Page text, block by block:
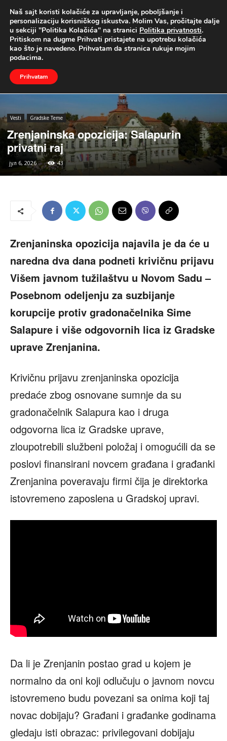
UŽIVO
Naslovna Vesti Gradske Teme
Vesti Gradske Teme
Zrenjaninska opozicija: Salapurin
privatni raj
јул 6, 2026 43
Zrenjaninska opozicija najavila je da će u
naredna dva dana podneti krivičnu prijavu
Višem javnom tužilaštvu u Novom Sadu –
Posebnom odeljenju za suzbijanje
korupcije protiv gradonačelnika Sime
Salapure i više odgovornih lica iz Gradske
uprave Zrenjanina.
Krivičnu prijavu zrenjaninska opozicija
predaće zbog osnovane sumnje da su
gradonačelnik Salapura kao i druga
odgovorna lica iz Gradske uprave,
zloupotrebili službeni položaj i omogućili da se
poslovi finansirani novcem građana i građanki
Zrenjanina poveravaju firmi čija je direktorka
istovremeno zaposlena u Gradskoj upravi.
Da li je Zrenjanin postao grad u kojem je
normalno da oni koji odlučuju o javnom novcu
istovremeno budu povezani sa onima koji taj
novac dobijaju? Građani i građanke godinama
gledaju isti obrazac: privilegovani dobijaju
Naš sajt koristi kolačiće za upravljanje, poboljšanje i
personalizaciju korisničkog iskustva. Molim Vas, pročitajte dalje
u sekciji "Politika Kolačića" na stranici Politika privatnosti.
Pritiskom na dugme Prihvati pristajete na upotrebu kolačića
kao što je navedeno. Prihvatam da stranica rukuje mojim
podacima.
Prihvatam